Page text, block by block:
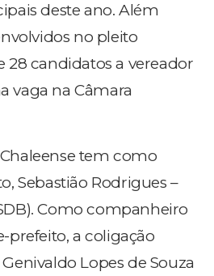
deste ano. Além
no pleito
28 candidatos a vereador
vaga na Câmara
tem como
Sebastião Rodrigues –
Como companheiro
prefeito, a coligação
Lopes de Souza